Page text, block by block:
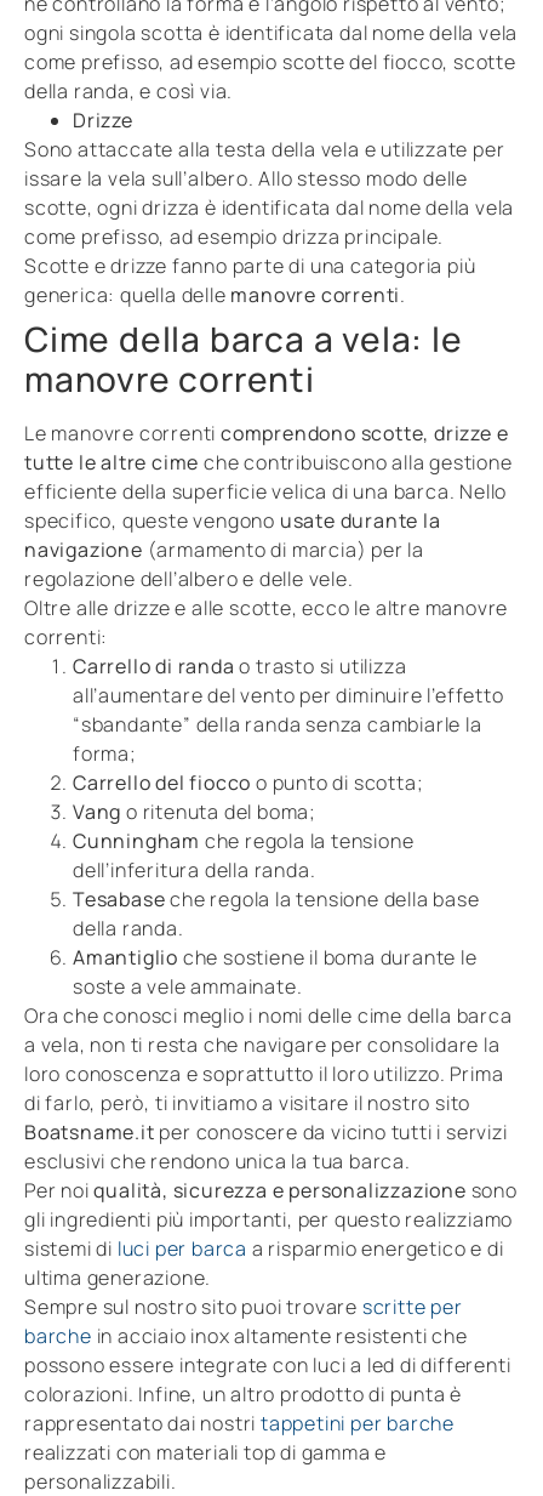
ogni singola scotta è identificata dal nome della vela
come prefisso, ad esempio scotte del fiocco, scotte
della randa, e così via.
Drizze
Sono attaccate alla testa della vela e utilizzate per
issare la vela sull’albero. Allo stesso modo delle
scotte, ogni drizza è identificata dal nome della vela
come prefisso, ad esempio drizza principale.
Scotte e drizze fanno parte di una categoria più
generica: quella delle manovre correnti.
Cime della barca a vela: le
manovre correnti
Le manovre correnti comprendono scotte, drizze e
tutte le altre cime che contribuiscono alla gestione
efficiente della superficie velica di una barca. Nello
specifico, queste vengono usate durante la
navigazione (armamento di marcia) per la
regolazione dell’albero e delle vele.
Oltre alle drizze e alle scotte, ecco le altre manovre
correnti:
Carrellodi randa o trasto si utilizza
all’aumentare del vento per diminuire l’effetto
“sbandante” della randa senza cambiarle la
forma;
Carrello del fiocco o punto di scotta;
Vang o ritenuta del boma;
Cunningham che regola la tensione
dell’inferitura della randa.
Tesabaseche regola la tensione della base
della randa.
Amantiglio che sostiene il boma durante le
soste a vele ammainate.
Ora che conosci meglio i nomi delle cime della barca
a vela, non ti resta che navigare per consolidare la
loro conoscenza e soprattutto il loro utilizzo. Prima
di farlo, però, ti invitiamo a visitare il nostro sito
Boatsname.it per conoscere da vicino tutti i servizi
esclusivi che rendono unica la tua barca.
Per noiqualità, sicurezza e personalizzazione sono
gli ingredienti più importanti, per questo realizziamo
sistemi di luci per barca a risparmio energetico e di
ultima generazione.
Sempre sul nostro sito puoi trovare scritte per
barche in acciaio inox altamente resistenti che
possono essere integrate con luci a led di differenti
colorazioni. Infine, un altro prodotto di punta è
rappresentato dai nostritappetini per barche
realizzati con materiali top di gamma e
personalizzabili.